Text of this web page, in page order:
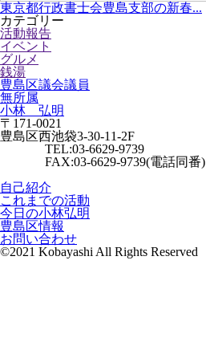
東京都行政書士会豊島支部の新春...
カテゴリー
活動報告
イベント
グルメ
銭湯
豊島区議会議員
無所属
小林 弘明
〒171-0021
豊島区西池袋3-30-11-2F
TEL:03-6629-9739
FAX:03-6629-9739(電話同番)
自己紹介
これまでの活動
今日の小林弘明
豊島区情報
お問い合わせ
©2021 Kobayashi All Rights Reserved